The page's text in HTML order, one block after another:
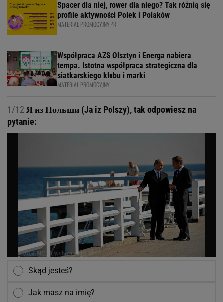
Spacer dla niej, rower dla niego? Tak różnią się
profile aktywności Polek i Polaków
MATERIAŁ PROMOCYJNY PR
Współpraca AZS Olsztyn i Energa nabiera
tempa. Istotna współpraca strategiczna dla
siatkarskiego klubu i marki
MATERIAŁ PROMOCYJNY
1/12 Я из Польши (Ja iz Polszy), tak odpowiesz na
pytanie:
Skąd jesteś?
Jak masz na imię?